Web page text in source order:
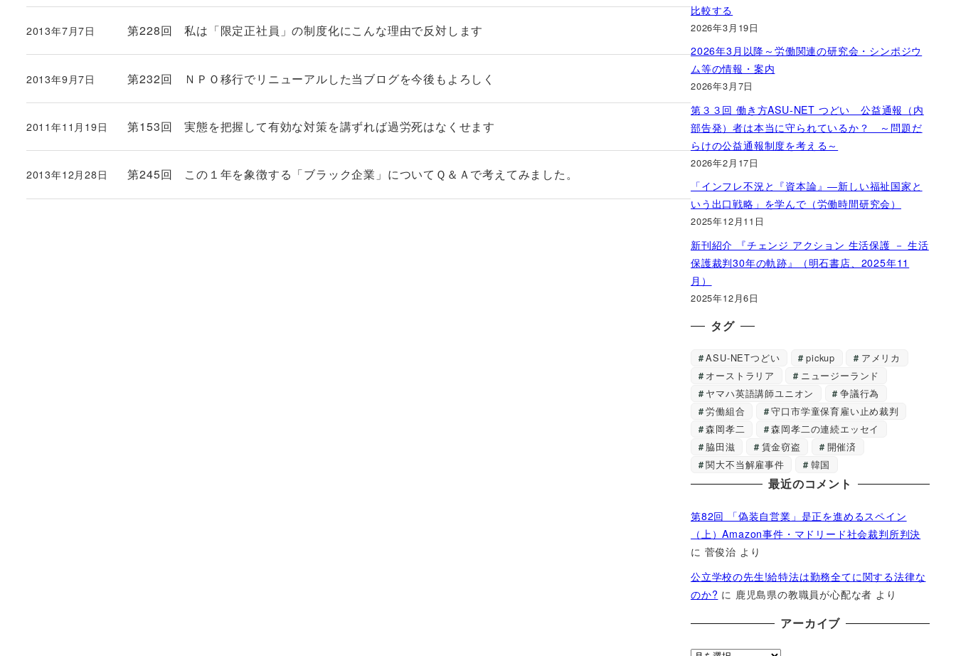
第228回 私は「限定正社員」の制度化にこんな理由で反対します
投稿日
2013年7月7日
第232回 ＮＰＯ移行でリニューアルした当ブログを今後もよろしく
投稿日
2013年9月7日
第153回 実態を把握して有効な対策を講ずれば過労死はなくせます
投稿日
2011年11月19日
第245回 この１年を象徴する「ブラック企業」についてＱ＆Ａで考えてみました。
投稿日
2013年12月28日
比較する
2026年3月19日
2026年3月以降～労働関連の研究会・シンポジウ
ム等の情報・案内
2026年3月7日
第３３回 働き方ASU-NET つどい 公益通報（内
部告発）者は本当に守られているか？ ～問題だ
らけの公益通報制度を考える～
2026年2月17日
「インフレ不況と『資本論』―新しい福祉国家と
いう出口戦略」を学んで（労働時間研究会）
2025年12月11日
新刊紹介 『チェンジ アクション 生活保護 － 生活
保護裁判30年の軌跡』（明石書店、2025年11
月）
2025年12月6日
タグ
ASU-NETつどい pickup
アメリカ
オーストラリア
ニュージーランド
ヤマハ英語講師ユニオン
争議行為
労働組合
守口市学童保育雇い止め裁判
森岡孝二
森岡孝二の連続エッセイ
脇田滋
賃金窃盗
開催済
関大不当解雇事件
韓国
最近のコメント
第82回 「偽装自営業」是正を進めるスペイン
（上）Amazon事件・マドリード社会裁判所判決
に 菅俊治 より
公立学校の先生!給特法は勤務全てに関する法律な
のか? に 鹿児島県の教職員が心配な者 より
アーカイブ